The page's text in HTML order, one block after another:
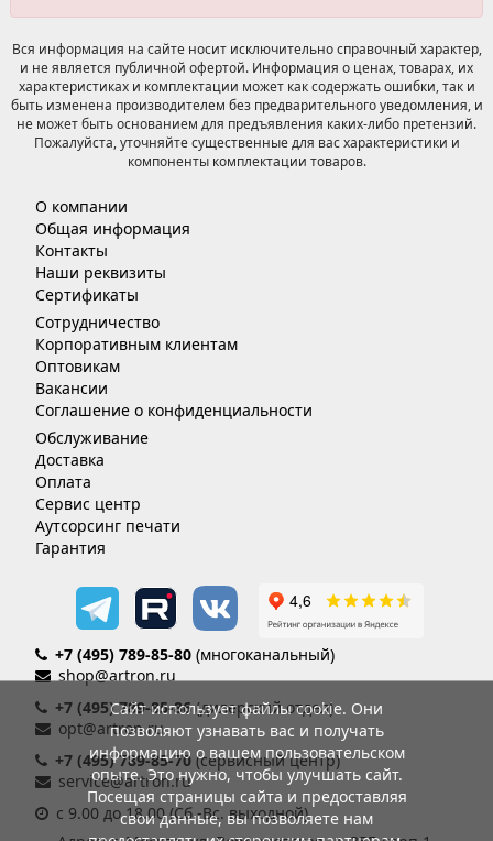
Вся информация на сайте носит исключительно справочный характер,
и не является публичной офертой. Информация о ценах, товарах, их
характеристиках и комплектации может как содержать ошибки, так и
быть изменена производителем без предварительного уведомления, и
не может быть основанием для предъявления каких-либо претензий.
Пожалуйста, уточняйте существенные для вас характеристики и
компоненты комплектации товаров.
О компании
Общая информация
Контакты
Наши реквизиты
Сертификаты
Сотрудничество
Корпоративным клиентам
Оптовикам
Вакансии
Соглашение о конфиденциальности
Обслуживание
Доставка
Оплата
Сервис центр
Аутсорсинг печати
Гарантия
+7 (495) 789-85-80 (многоканальный)
shop@artron.ru
+7 (495) 789-85-86(дилерский отдел)
opt@artron.ru
+7 (495) 789-85-70 (сервисный центр)
service@artron.ru
с 9.00 до 18.00 (Сб.-Вс. выходной)
Сайт использует файлы cookie. Они
позволяют узнавать вас и получать
информацию о вашем пользовательском
опыте. Это нужно, чтобы улучшать сайт.
Посещая страницы сайта и предоставляя
свои данные, вы позволяете нам